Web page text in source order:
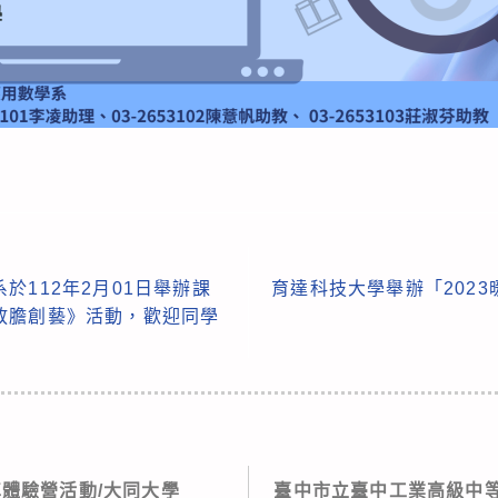
於112年2月01日舉辦課
創藝》活動，歡迎同學
育達科技大學舉辦「2023
驗營活動/大同大學 臺中市立臺中工業高級中